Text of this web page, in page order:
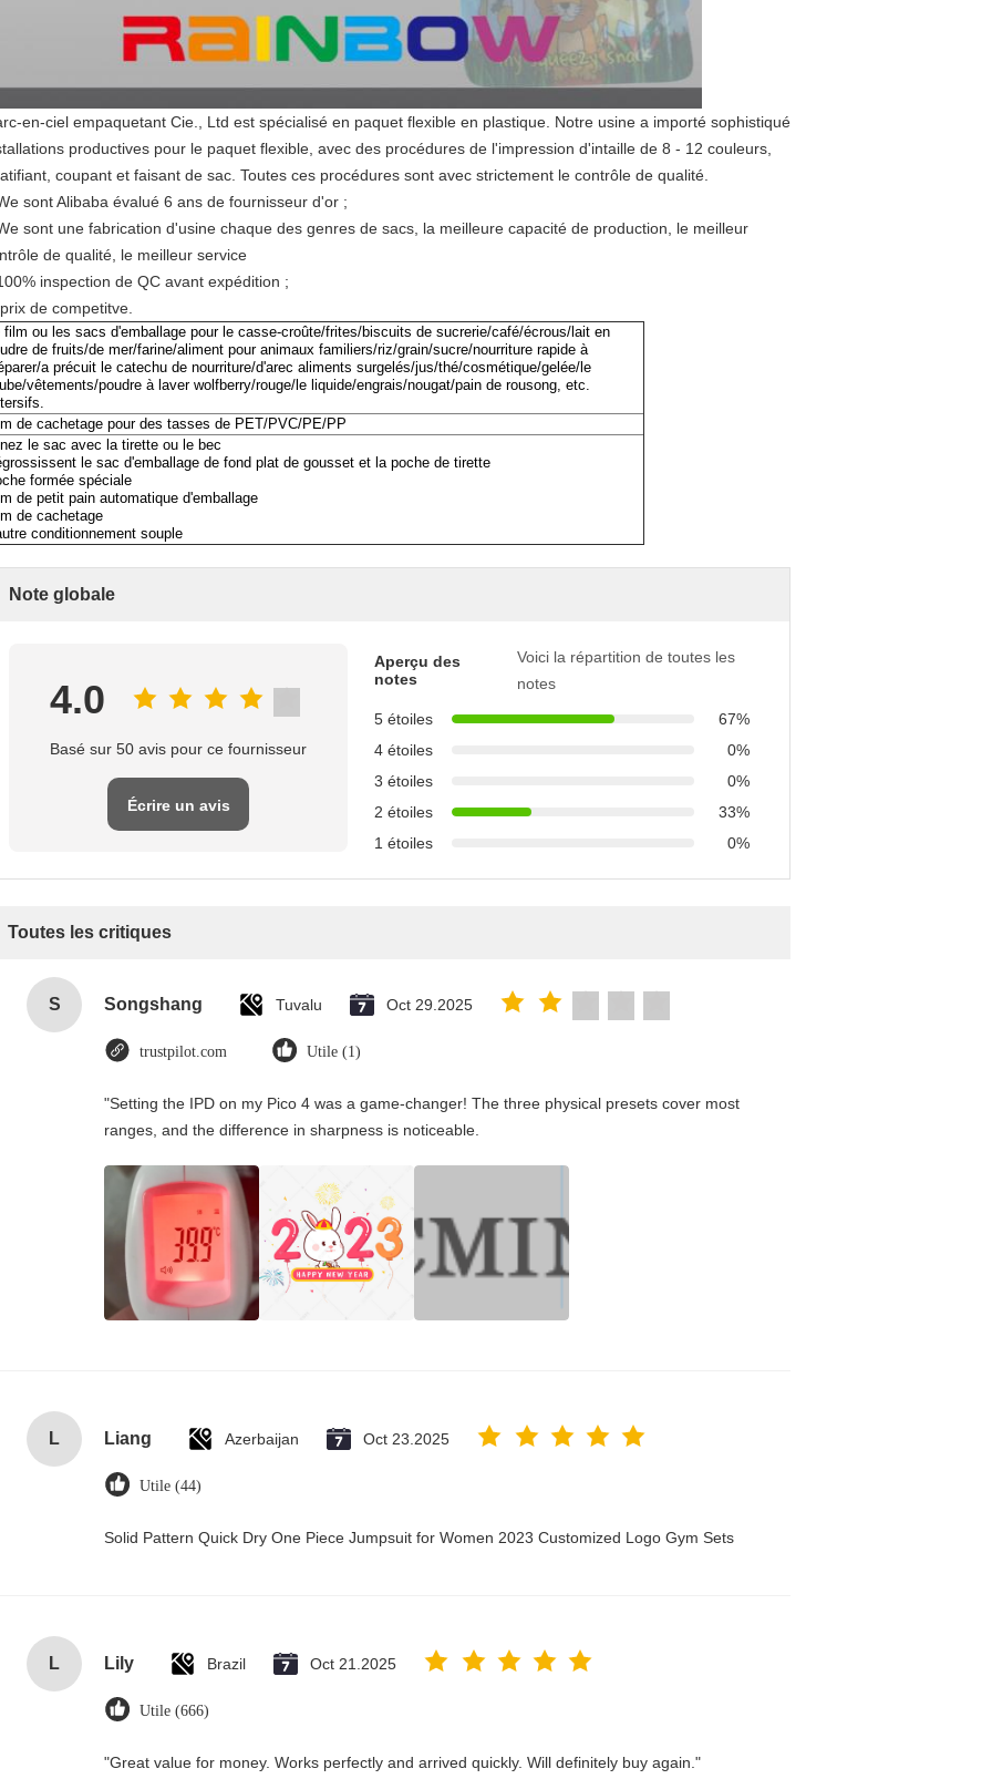
en-ciel empaquetant Cie., Ltd est spécialisé en paquet flexible en plastique. Notre usine a importé sophistiqué
productives pour le paquet flexible, avec des procédures de l'impression d'intaille de 8 - 12 couleurs,
coupant et faisant de sac. Toutes ces procédures sont avec strictement le contrôle de qualité.
sont Alibaba évalué 6 ans de fournisseur d'or ;
sont une fabrication d'usine chaque des genres de sacs, la meilleure capacité de production, le meilleur
de qualité, le meilleur service
inspection de QC avant expédition ;
de competitve.
film ou les sacs d'emballage pour le casse-croûte/frites/biscuits de sucrerie/café/écrous/lait en
de fruits/de mer/farine/aliment pour animaux familiers/riz/grain/sucre/nourriture rapide à
a précuit le catechu de nourriture/d'arec aliments surgelés/jus/thé/cosmétique/gelée/le
vêtements/poudre à laver wolfberry/rouge/le liquide/engrais/nougat/pain de rousong, etc.
de cachetage pour des tasses de PET/PVC/PE/PP
le sac avec la tirette ou le bec
le sac d'emballage de fond plat de gousset et la poche de tirette
formée spéciale
de petit pain automatique d'emballage
de cachetage
conditionnement souple
Note globale
4.0
Basé sur 50 avis pour ce fournisseur
Écrire un avis
Aperçu des
notes
Voici la répartition de toutes les
notes
5 étoiles
67%
4 étoiles
0%
3 étoiles
0%
2 étoiles
33%
1 étoiles
0%
Toutes les critiques
S Songshang Tuvalu Oct 29.2025
trustpilot.com Utile (1)
"Setting the IPD on my Pico 4 was a game-changer! The three physical presets cover most
ranges, and the difference in sharpness is noticeable.
L Liang Azerbaijan Oct 23.2025
Utile (44)
Solid Pattern Quick Dry One Piece Jumpsuit for Women 2023 Customized Logo Gym Sets
L Lily Brazil Oct 21.2025
Utile (666)
"Great value for money. Works perfectly and arrived quickly. Will definitely buy again."